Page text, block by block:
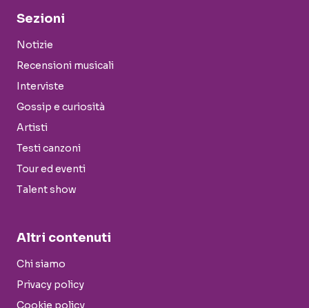
Sezioni
Notizie
Recensioni musicali
Interviste
Gossip e curiosità
Artisti
Testi canzoni
Tour ed eventi
Talent show
Altri contenuti
Chi siamo
Privacy policy
Cookie policy